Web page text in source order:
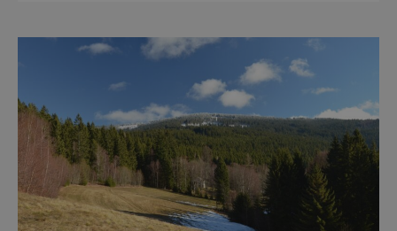
přijíždějí. Nejde o boj proti turistům. Jde o
ochranu krajiny, která už nechce být obětí
vlastního úspě